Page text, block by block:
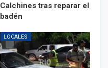
Calchines tras reparar el
badén
LOCALES